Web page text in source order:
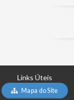
Links Úteis
Mapa do Site